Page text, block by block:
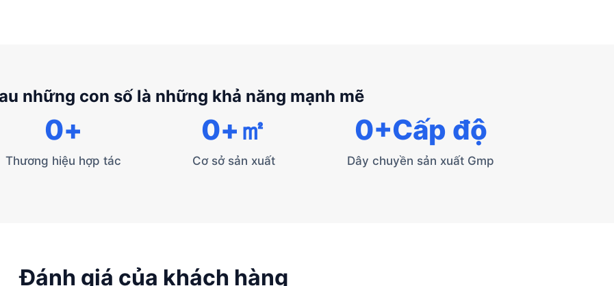
những con số là những khả năng mạnh mẽ
Thương hiệu hợp tác
0+
Cơ sở sản xuất
0+㎡
Dây chuyền sản xuất Gmp
0+Cấp độ
Đánh giá của khách hàng